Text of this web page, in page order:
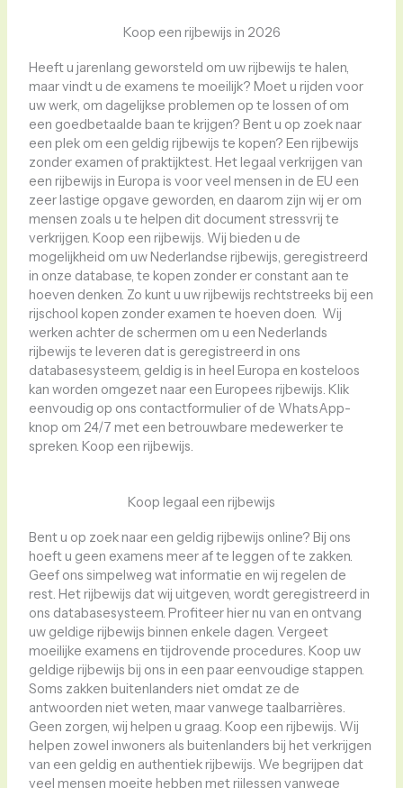
Koop een rijbewijs in 2026
Heeft u jarenlang geworsteld om uw rijbewijs te halen,
maar vindt u de examens te moeilijk? Moet u rijden voor
uw werk, om dagelijkse problemen op te lossen of om
een ​​goedbetaalde baan te krijgen? Bent u op zoek naar
een plek om een ​​geldig rijbewijs te kopen? Een rijbewijs
zonder examen of praktijktest. Het legaal verkrijgen van
een rijbewijs in Europa is voor veel mensen in de EU een
zeer lastige opgave geworden, en daarom zijn wij er om
mensen zoals u te helpen dit document stressvrij te
verkrijgen. Koop een rijbewijs. Wij bieden u de
mogelijkheid om uw Nederlandse rijbewijs, geregistreerd
in onze database, te kopen zonder er constant aan te
hoeven denken. Zo kunt u uw rijbewijs rechtstreeks bij een
rijschool kopen zonder examen te hoeven doen. Wij
werken achter de schermen om u een Nederlands
rijbewijs te leveren dat is geregistreerd in ons
databasesysteem, geldig is in heel Europa en kosteloos
kan worden omgezet naar een Europees rijbewijs. Klik
eenvoudig op ons contactformulier of de WhatsApp-
knop om 24/7 met een betrouwbare medewerker te
spreken. Koop een rijbewijs.
Koop legaal een rijbewijs
Bent u op zoek naar een geldig rijbewijs online? Bij ons
hoeft u geen examens meer af te leggen of te zakken.
Geef ons simpelweg wat informatie en wij regelen de
rest. Het rijbewijs dat wij uitgeven, wordt geregistreerd in
ons databasesysteem. Profiteer hier nu van en ontvang
uw geldige rijbewijs binnen enkele dagen. Vergeet
moeilijke examens en tijdrovende procedures. Koop uw
geldige rijbewijs bij ons in een paar eenvoudige stappen.
Soms zakken buitenlanders niet omdat ze de
antwoorden niet weten, maar vanwege taalbarrières.
Geen zorgen, wij helpen u graag. Koop een rijbewijs. Wij
helpen zowel inwoners als buitenlanders bij het verkrijgen
van een geldig en authentiek rijbewijs. We begrijpen dat
veel mensen moeite hebben met rijlessen vanwege